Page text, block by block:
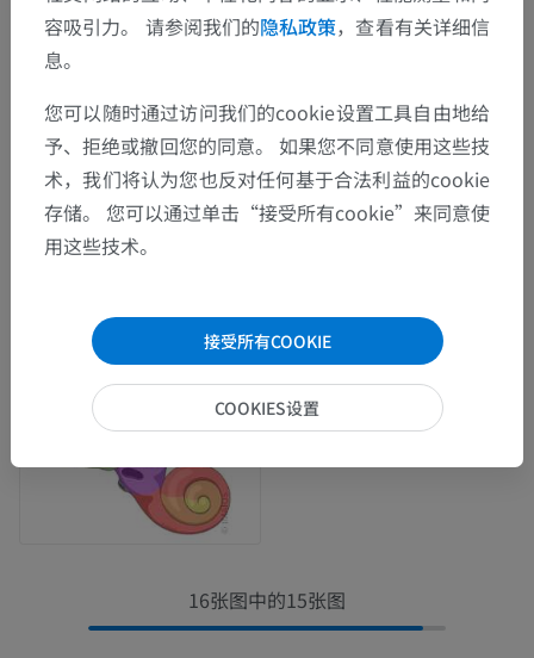
16张图中的15张图
容吸引力。 请参阅我们的隐私政策，查看有关详细信
息。
您可以随时通过访问我们的cookie设置工具自由地给
予、拒绝或撤回您的同意。 如果您不同意使用这些技
术，我们将认为您也反对任何基于合法利益的cookie
存储。 您可以通过单击“接受所有cookie”来同意使
用这些技术。
接受所有COOKIE
COOKIES设置